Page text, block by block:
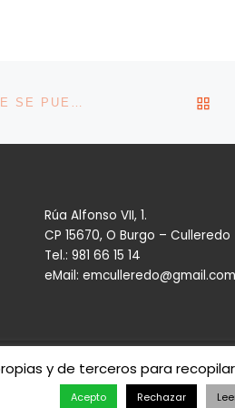
Rúa Alfonso VII, 1.
CP 15670, O Burgo –
Tel.: 981 66 15 14
eMail: emculleredo@gmail.com
– Todos los derechos
y de terceros para
Acepto Rechazar